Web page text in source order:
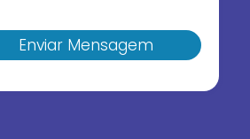
Enviar Mensagem